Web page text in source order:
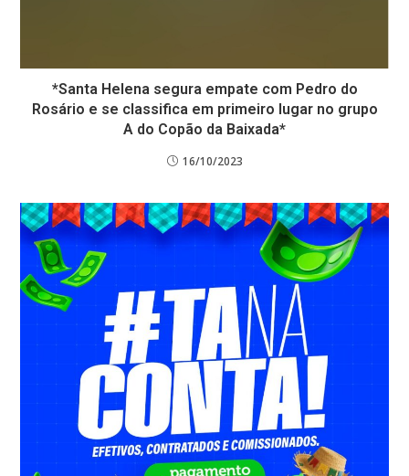
*Santa Helena segura empate com Pedro do
Rosário e se classifica em primeiro lugar no grupo
A do Copão da Baixada*
16/10/2023